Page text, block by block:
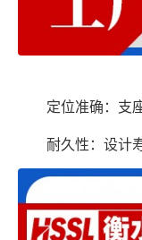
定位准确：支
耐久性：设计